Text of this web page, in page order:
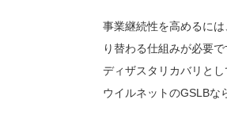
事業継続性を高めるに
り替わる仕組みが必要で
ディザスタリカバリとし
ウイルネットのGSLBな